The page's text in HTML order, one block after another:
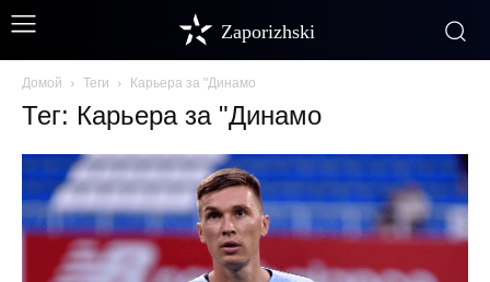
Zaporizhski
Домой Теги Карьера за "Динамо
Тег: Карьера за "Динамо